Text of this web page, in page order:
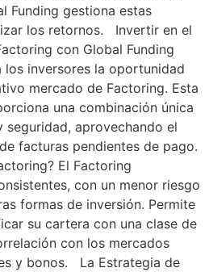
Funding gestiona estas
los retornos. Invertir en el
con Global Funding
los inversores la oportunidad
mercado de Factoring. Esta
una combinación única
aprovechando el
facturas pendientes de pago.
El Factoring
con un menor riesgo
formas de inversión. Permite
su cartera con una clase de
con los mercados
y bonos. La Estrategia de